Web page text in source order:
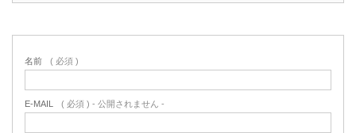
名前 ( 必須 )
E-MAIL ( 必須 ) - 公開されません -